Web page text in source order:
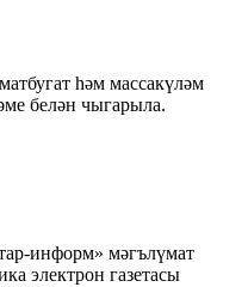
һәм массакүләм
белән чыгарыла.
информ» мәгълүмат
электрон газетасы